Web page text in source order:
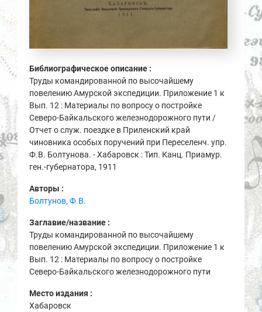
Библиографическое описание :
Труды командированной по высочайшему
повелению Амурской экспедиции. Приложение 1 к
Вып. 12 : Материалы по вопросу о постройке
Северо-Байкальского железнодорожного пути /
Отчет о служ. поездке в Приленский край
чиновника особых поручений при Переселенч. упр.
Ф.В. Болтунова. - Хабаровск : Тип. Канц. Приамур.
ген.-губернатора, 1911
Авторы :
Болтунов, Ф.В.
Заглавие/название :
Труды командированной по высочайшему
повелению Амурской экспедиции. Приложение 1 к
Вып. 12 : Материалы по вопросу о постройке
Северо-Байкальского железнодорожного пути
Место издания :
Хабаровск